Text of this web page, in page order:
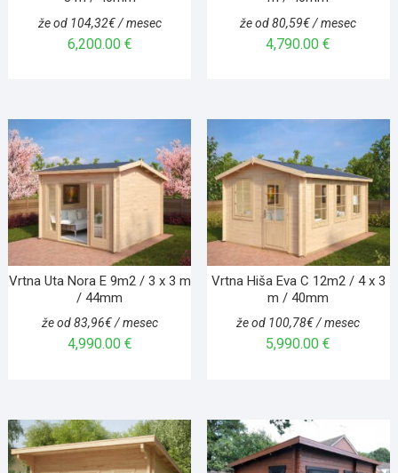
že od 104,32€ / mesec
6,200.00 €
že od 80,59€ / mesec
4,790.00€
Vrtna Uta Nora E 9m2 / 3 x 3 m
/ 44mm
že od 83,96€ / mesec
4,990.00 €
Vrtna Hiša Eva C 12m2 / 4 x 3
m / 40mm
že od 100,78€ / mesec
5,990.00€